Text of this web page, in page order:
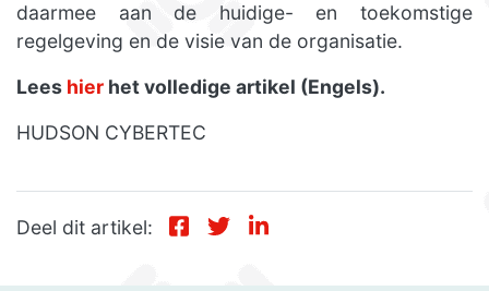
daarmee aan de huidige- en toekomstige
regelgeving en de visie van de organisatie.
Lees hier het volledige artikel (Engels).
HUDSON CYBERTEC
Deel dit artikel: